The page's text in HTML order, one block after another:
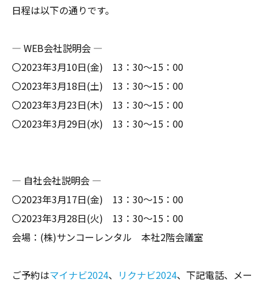
日程は以下の通りです。
― WEB会社説明会 ―
〇2023年3月10日(金) 13：30～15：00
〇2023年3月18日(土) 13：30～15：00
〇2023年3月23日(木) 13：30～15：00
〇2023年3月29日(水) 13：30～15：00
― 自社会社説明会 ―
〇2023年3月17日(金) 13：30～15：00
〇2023年3月28日(火) 13：30～15：00
会場：(株)サンコーレンタル 本社2階会議室
ご予約はマイナビ2024、 リクナビ2024、下記電話、メー